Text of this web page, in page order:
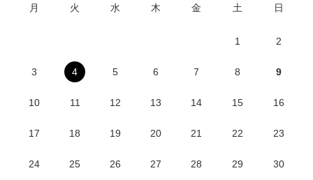
月 火 水 木 金 土 日
1 2
3 4 5 6 7 8 9
10 11 12 13 14 15 16
17 18 19 20 21 22 23
24 25 26 27 28 29 30